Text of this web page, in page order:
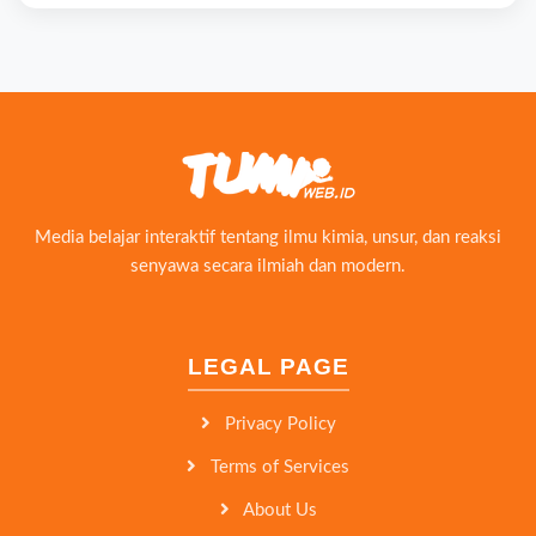
Media belajar interaktif tentang ilmu kimia, unsur, dan reaksi
senyawa secara ilmiah dan modern.
LEGAL PAGE
Privacy Policy
Terms of Services
About Us